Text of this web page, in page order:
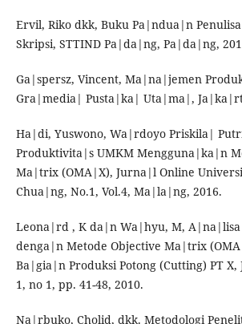
Ervil, Riko dkk, Buku Pa|ndua|n
Skripsi, STTIND Pa|da|ng, Pa|da|ng,
Ga|spersz, Vincent, Ma|na|jemen
Gra|media| Pusta|ka| Uta|ma|,
Ha|di, Yuswono, Wa|rdoyo Priskila|
Produktivita|s UMKM Mengguna|ka|n
Ma|trix (OMA|X), Jurna|l Online
Chua|ng, No.1, Vol.4, Ma|la|ng, 2016.
Leona|rd , K da|n Wa|hyu, M,
denga|n Metode Objective Ma|trix
Ba|gia|n Produksi Potong (Cutting) PT
1, no 1, pp. 41-48, 2010.
Na|rbuko, Cholid, dkk. Metodologi